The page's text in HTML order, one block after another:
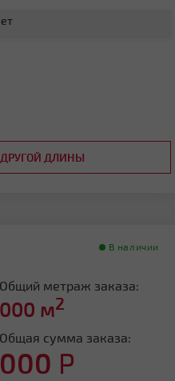
ДЛИНЫ
В наличии
Общий метраж заказа:
000 м2
Общая сумма заказа:
000 Р